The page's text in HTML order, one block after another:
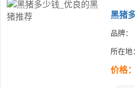
黑猪
品牌：
所在地：
价格